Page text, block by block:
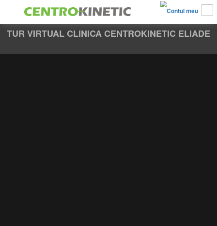
TUR VIRTUAL CLINICA CENTROKINETIC ELIADE